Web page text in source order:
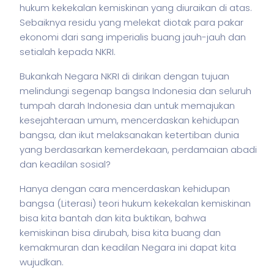
hukum kekekalan kemiskinan yang diuraikan di atas.
Sebaiknya residu yang melekat diotak para pakar
ekonomi dari sang imperialis buang jauh-jauh dan
setialah kepada NKRI.
Bukankah Negara NKRI di dirikan dengan tujuan
melindungi segenap bangsa Indonesia dan seluruh
tumpah darah Indonesia dan untuk memajukan
kesejahteraan umum, mencerdaskan kehidupan
bangsa, dan ikut melaksanakan ketertiban dunia
yang berdasarkan kemerdekaan, perdamaian abadi
dan keadilan sosial?
Hanya dengan cara mencerdaskan kehidupan
bangsa (Literasi) teori hukum kekekalan kemiskinan
bisa kita bantah dan kita buktikan, bahwa
kemiskinan bisa dirubah, bisa kita buang dan
kemakmuran dan keadilan Negara ini dapat kita
wujudkan.